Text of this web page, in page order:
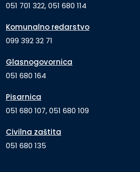
051 701 322, 051 680 114
Komunalno redarstvo
099 392 32 71
Glasnogovornica
051 680 164
Pisarnica
051 680 107, 051 680 109
Civilna zaštita
051 680 135